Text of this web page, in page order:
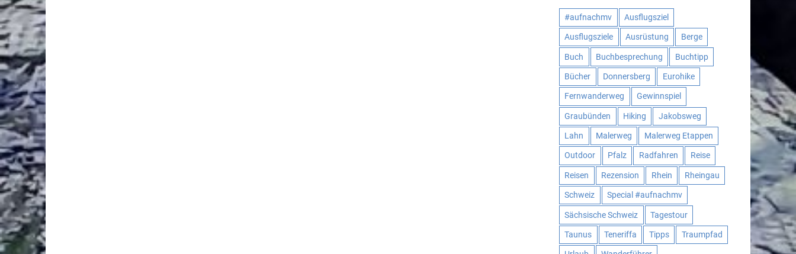
#aufnachmv Ausflugsziel
Ausflugsziele Ausrüstung Berge
Buch Buchbesprechung Buchtipp
Bücher Donnersberg Eurohike
Fernwanderweg Gewinnspiel
Graubünden Hiking Jakobsweg
Lahn Malerweg Malerweg Etappen
Outdoor Pfalz Radfahren Reise
Reisen Rezension Rhein Rheingau
Schweiz Special #aufnachmv
Sächsische Schweiz Tagestour
Taunus Teneriffa Tipps Traumpfad